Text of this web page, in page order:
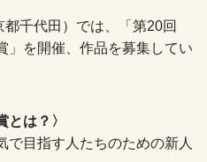
千代田）では、「第20回
」を開催、作品を募集してい
とは？〉
で目指す人たちのための新人